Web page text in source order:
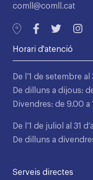
comll@comll.cat
Horari d'atenció
De l’1 de setembre
De dilluns a dijous:
Divendres: de 9.00 a
De l’1 de juliol al 31
De dilluns a
Serveis directes